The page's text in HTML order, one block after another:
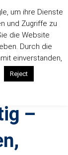
–
um ihre Dienste
und Zugriffe zu
die Website
Durch die
einverstanden,
Reject